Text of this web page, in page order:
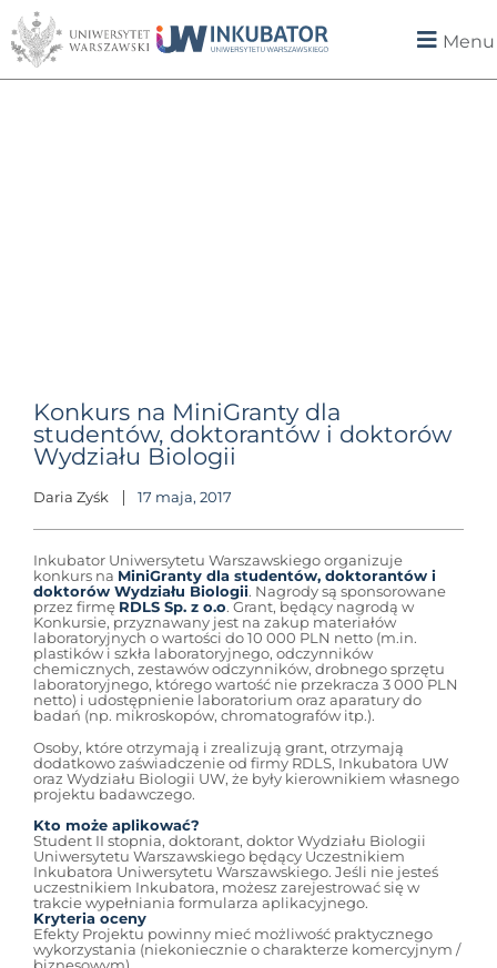
Menu
Konkurs na MiniGranty dla
studentów, doktorantów i doktorów
Wydziału Biologii
Daria Zyśk 17 maja, 2017
Inkubator Uniwersytetu Warszawskiego organizuje
konkurs na MiniGranty dla studentów, doktorantów i
doktorów Wydziału Biologii. Nagrody są sponsorowane
przez firmę RDLS Sp. z o.o. Grant, będący nagrodą w
Konkursie, przyznawany jest na zakup materiałów
laboratoryjnych o wartości do 10 000 PLN netto (m.in.
plastików i szkła laboratoryjnego, odczynników
chemicznych, zestawów odczynników, drobnego sprzętu
laboratoryjnego, którego wartość nie przekracza 3 000 PLN
netto) i udostępnienie laboratorium oraz aparatury do
badań (np. mikroskopów, chromatografów itp.).
Osoby, które otrzymają i zrealizują grant, otrzymają
dodatkowo zaświadczenie od firmy RDLS, Inkubatora UW
oraz Wydziału Biologii UW, że były kierownikiem własnego
projektu badawczego.
Kto może aplikować?
Student II stopnia, doktorant, doktor Wydziału Biologii
Uniwersytetu Warszawskiego będący Uczestnikiem
Inkubatora Uniwersytetu Warszawskiego. Jeśli nie jesteś
uczestnikiem Inkubatora, możesz zarejestrować się w
trakcie wypełniania formularza aplikacyjnego.
Kryteria oceny
Efekty Projektu powinny mieć możliwość praktycznego
wykorzystania (niekoniecznie o charakterze komercyjnym /